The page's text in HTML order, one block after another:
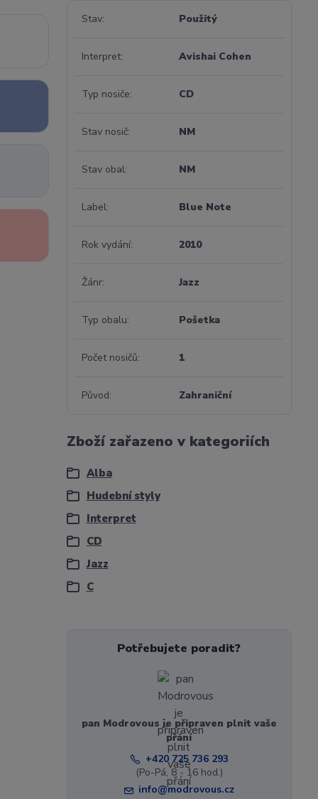
Stav Použitý
Interpret Avishai Cohen
Typ nosiče CD
Stav nosič NM
Stav obal NM
Label Blue Note
Rok vydání 2010
Žánr Jazz
Typ obalu Pošetka
Počet nosičů 1
Původ Zahraniční
Zboží zařazeno v kategoriích
Alba
Hudební styly
Interpret
CD
Jazz
C
Potřebujete poradit?
pan Modrovous je připraven plnit vaše
přání
+420 725 736 293
(Po-Pá, 8 - 16 hod.)
info@modrovous.cz